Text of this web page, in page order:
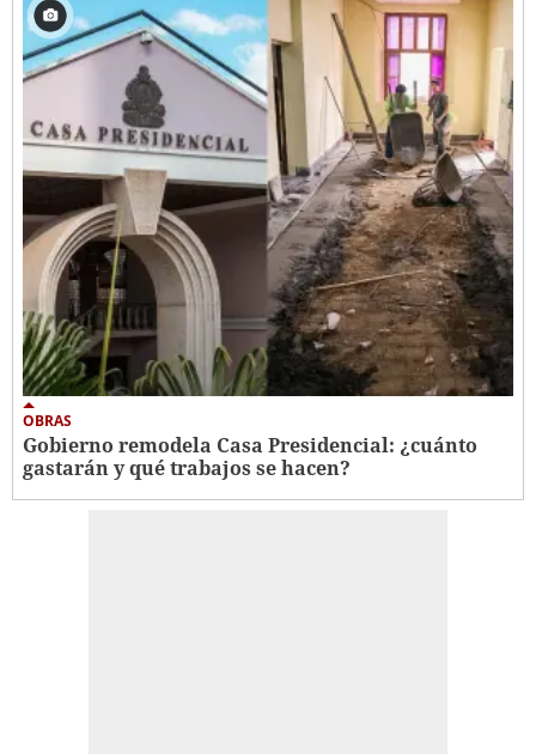
OBRAS
Gobierno remodela Casa Presidencial: ¿cuánto
gastarán y qué trabajos se hacen?